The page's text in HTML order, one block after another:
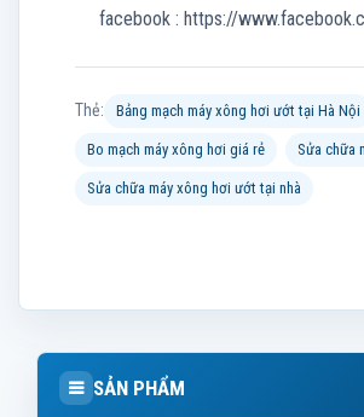
facebook : https://
Thẻ: Bảng mạch máy xông hơi ướt tại Hà Nội
Bo mạch máy xông hơi giá rẻ Sửa chữa
Sửa chữa máy xông hơi ướt tại nhà
SẢN PHẨM